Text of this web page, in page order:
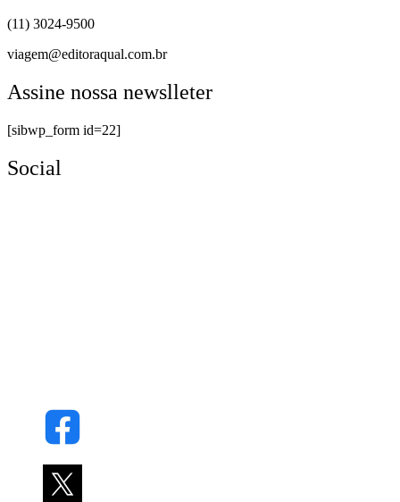
(11) 3024-9500
viagem@editoraqual.com.br
Assine nossa newslleter
[sibwp_form id=22]
Social